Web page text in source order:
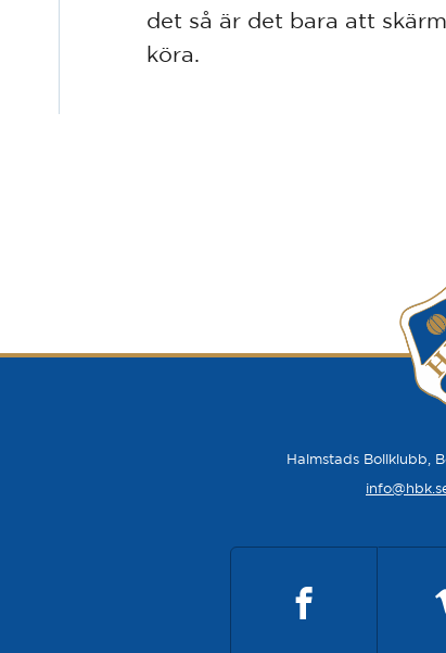
det så är det bara att
köra.
Halmstads Bollklubb,